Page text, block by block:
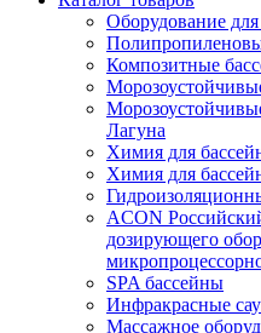
Оборудование для
Композитные
Лагуна
Химия для
Химия для
ACON
дозирующего
SPA бассейны
Инфракрасные
Массажное